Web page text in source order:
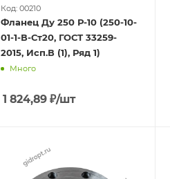
Код: 00210
Фланец Ду 250 Р-10 (250-10-
01-1-В-Ст20, ГОСТ 33259-
2015, Исп.В (1), Ряд 1)
Много
1 824,89₽/шт